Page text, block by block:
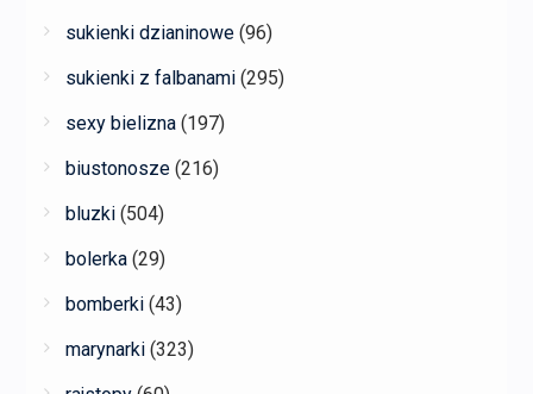
sukienki dzianinowe (96)
sukienki z falbanami (295)
sexy bielizna (197)
biustonosze (216)
bluzki (504)
bolerka (29)
bomberki (43)
marynarki (323)